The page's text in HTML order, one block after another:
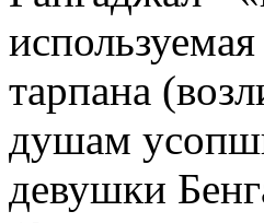
тарпана
душам
девушки